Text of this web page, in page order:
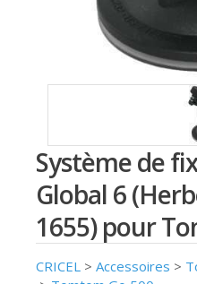
Système de
Global 6
1655) pour
CRICEL > Accessoires >